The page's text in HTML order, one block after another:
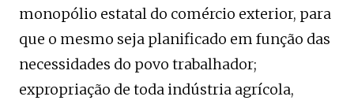
monopólio estatal do comércio exterior, para
que o mesmo seja planificado em função das
necessidades do povo trabalhador;
expropriação de toda indústria agrícola,